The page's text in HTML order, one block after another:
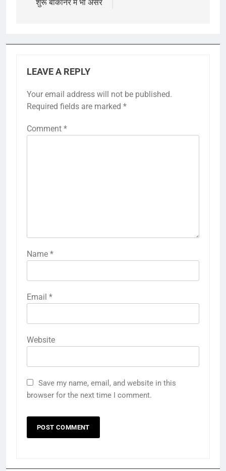
शुरू बीकानेर में भी असर
LEAVE A REPLY
Your email address will not be published.
Required fields are marked *
Comment *
Name *
Email *
Website
Save my name, email, and website in this
browser for the next time I comment.